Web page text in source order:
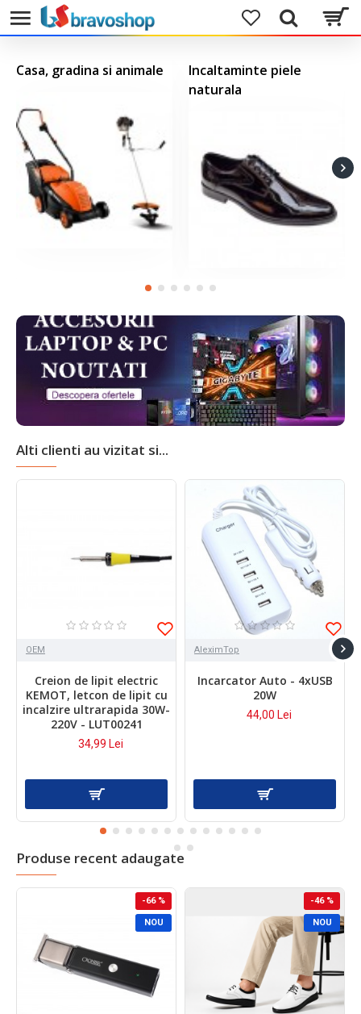
Casa, gradina si animale
Incaltaminte piele
naturala
Alti clienti au vizitat si...
OEM
Creion de lipit electric
KEMOT, letcon de lipit cu
incalzire ultrarapida 30W-
220V - LUT00241
34,99 Lei
AleximTop
Incarcator Auto - 4xUSB
20W
44,00 Lei
Produse recent adaugate
NOU
-66 %
NOU
-46 %